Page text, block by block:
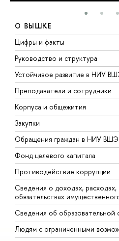
О ВЫШКЕ
Цифры и факты
Руководство и структура
Устойчивое развитие в НИУ
Преподаватели и сотрудники
Корпуса и общежития
Закупки
Обращения граждан в НИУ ВШЭ
Фонд целевого капитала
Противодействие коррупции
Сведения о доходах,
обязательствах
Сведения об образовательной
Людям с ограниченными